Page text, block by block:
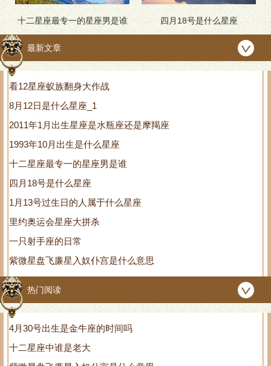
十二星座最专一的星座男是谁 四月18号是什么星座
最新文章
看12星座蚁族翻身大作战
8月12日是什么星座_1
2011年1月出生星座是水瓶座还是摩羯座
1993年10月出生是什么星座
十二星座最专一的星座男是谁
四月18号是什么星座
1月13号过生日的人属于什么星座
里约奥运会星座大拼杀
一只射手座的日常
紫微星盘飞廉星入奴仆宫是什么意思
热门阅读
4月30号出生是金牛座的时间吗
十二星座中谁是老大